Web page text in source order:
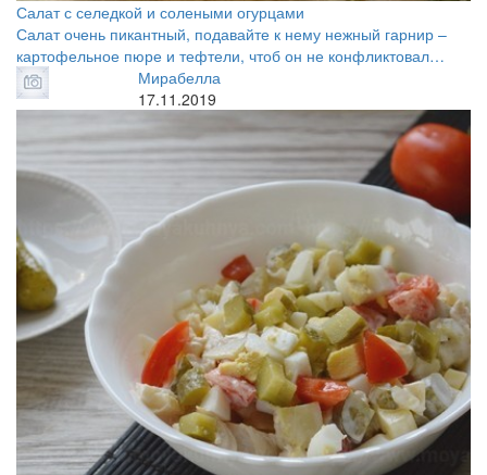
Салат с селедкой и солеными огурцами
Салат очень пикантный, подавайте к нему нежный гарнир –
картофельное пюре и тефтели, чтоб он не конфликтовал…
Мирабелла
17.11.2019